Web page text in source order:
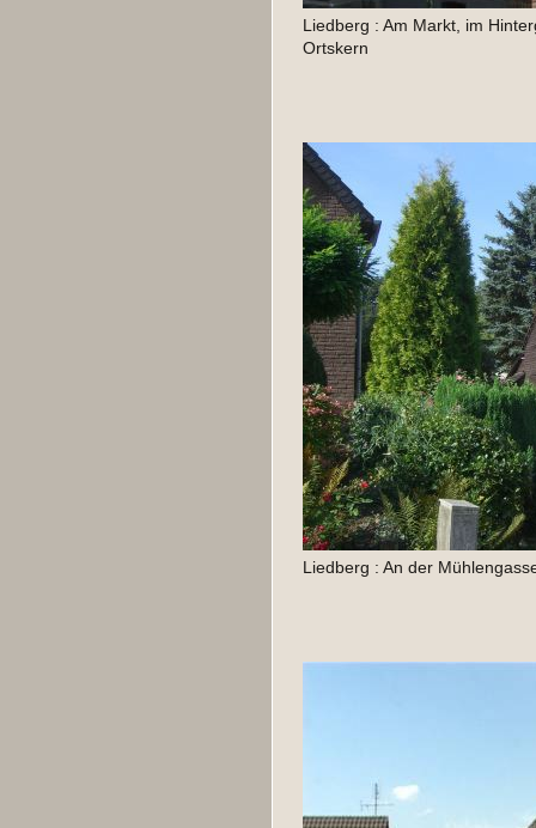
Liedberg : Am Markt, im
Ortskern
Liedberg : An der